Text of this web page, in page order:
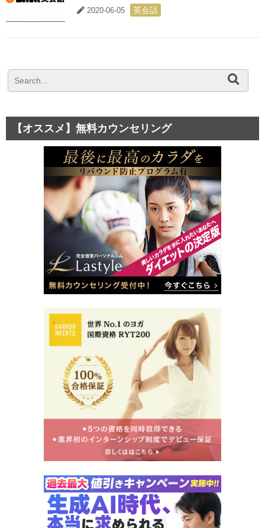
2020-06-05 英会話
【オススメ】無料カウンセリング